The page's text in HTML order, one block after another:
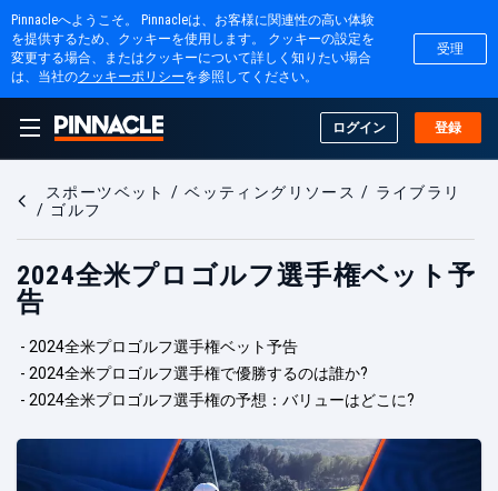
Pinnacleへようこそ。 Pinnacleは、お客様に関連性の高い体験
を提供するため、クッキーを使用します。 クッキーの設定を
変更する場合、またはクッキーについて詳しく知りたい場合
は、当社のクッキーポリシーを参照してください。
受理
ログイン 登録
スポーツベット ベッティングリソース
ライブラリ
ゴルフ
2024全米プロゴルフ選手権ベット予
告
- 2024全米プロゴルフ選手権ベット予告
- 2024全米プロゴルフ選手権で優勝するのは誰か?
- 2024全米プロゴルフ選手権の予想：バリューはどこに?